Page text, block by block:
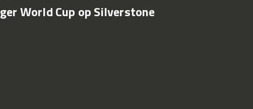
World Cup op Silverstone